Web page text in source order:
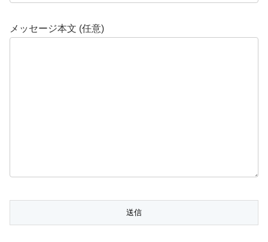
メッセージ本文 (任意)